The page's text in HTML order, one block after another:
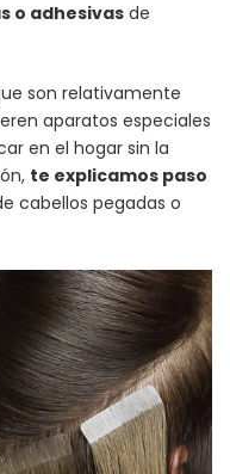
o adhesivas de
son relativamente
aparatos especiales
en el hogar sin la
te explicamos paso
cabellos pegadas o